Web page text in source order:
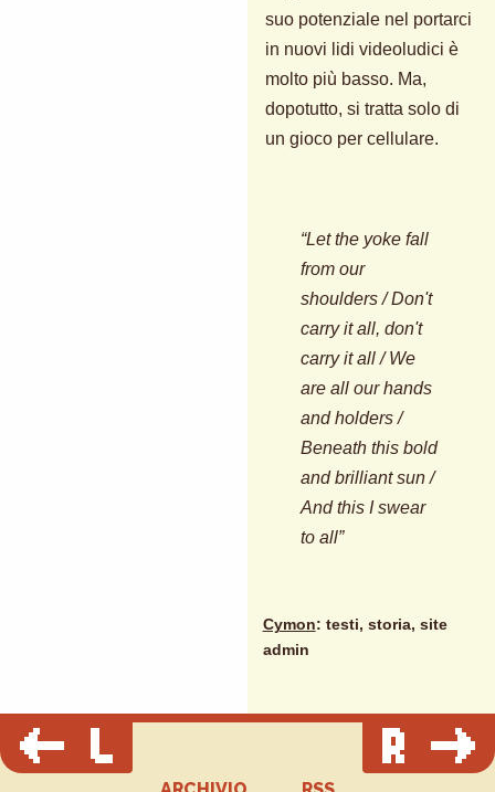
suo potenziale nel portarci
in nuovi lidi videoludici è
molto più basso. Ma,
dopotutto, si tratta solo di
un gioco per cellulare.
“Let the yoke fall
from our
shoulders / Don't
carry it all, don't
carry it all / We
are all our hands
and holders /
Beneath this bold
and brilliant sun /
And this I swear
to all”
Cymon: testi, storia, site
admin